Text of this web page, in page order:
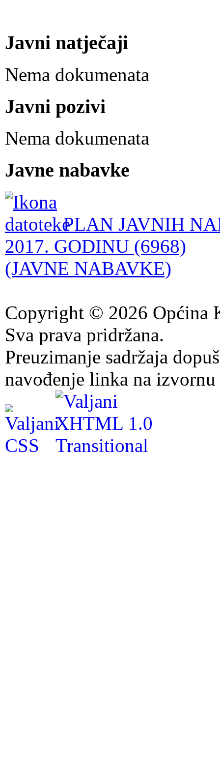
Javni natječaji
Nema dokumenata
Javni pozivi
Nema dokumenata
Javne nabavke
PLAN JAVNIH
2017. GODINU (6968)
(JAVNE NABAVKE)
Copyright © 2026 Općina
Sva prava pridržana.
Preuzimanje sadržaja
navođenje linka na izvornu